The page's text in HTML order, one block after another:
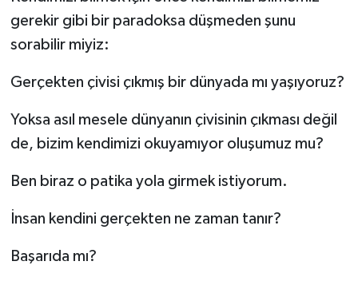
gerekir gibi bir paradoksa düşmeden şunu
sorabilir miyiz:
Gerçekten çivisi çıkmış bir dünyada mı yaşıyoruz?
Yoksa asıl mesele dünyanın çivisinin çıkması değil
de, bizim kendimizi okuyamıyor oluşumuz mu?
Ben biraz o patika yola girmek istiyorum.
İnsan kendini gerçekten ne zaman tanır?
Başarıda mı?